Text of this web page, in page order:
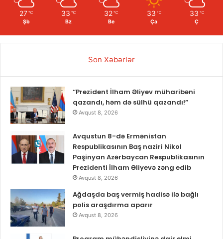
27 ℃
Şb
33 ℃
Bz
32 ℃
Be
33 ℃
Ça
33 ℃
Ç
Son Xəbərlər
“Prezident İlham Əliyev müharibəni
qazandı, həm də sülhü qazandı!”
Avqust 8, 2026
Avqustun 8-də Ermənistan
Respublikasının Baş naziri Nikol
Paşinyan Azərbaycan Respublikasının
Prezidenti İlham Əliyevə zəng edib
Avqust 8, 2026
Ağdaşda baş vermiş hadisə ilə bağlı
polis araşdırma aparır
Avqust 8, 2026